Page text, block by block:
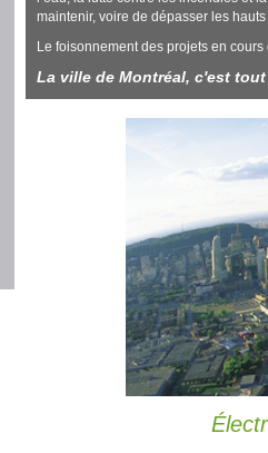
maintenir, voire de dépasser les
Le foisonnement des projets en
La ville de Montréal, c'est